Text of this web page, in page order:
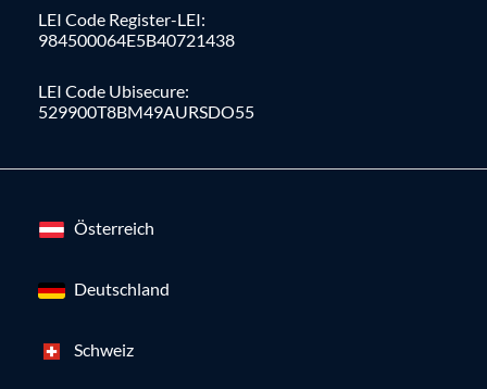
LEI Code Register-LEI:
984500064E5B40721438
LEI Code Ubisecure:
529900T8BM49AURSDO55
Österreich
Deutschland
Schweiz